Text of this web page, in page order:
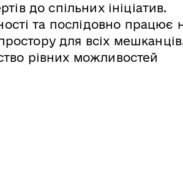
до спільних ініціатив.
та послідовно працює
для всіх
рівних можливостей